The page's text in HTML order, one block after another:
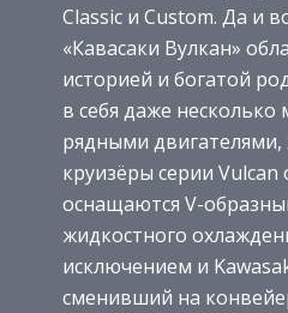
Classic и Custom. Да и
«Кавасаки Вулкан»
историей и богатой
в себя даже несколько
рядными двигателями,
круизёры серии Vulcan
оснащаются V-
жидкостного
исключением и
сменивший на